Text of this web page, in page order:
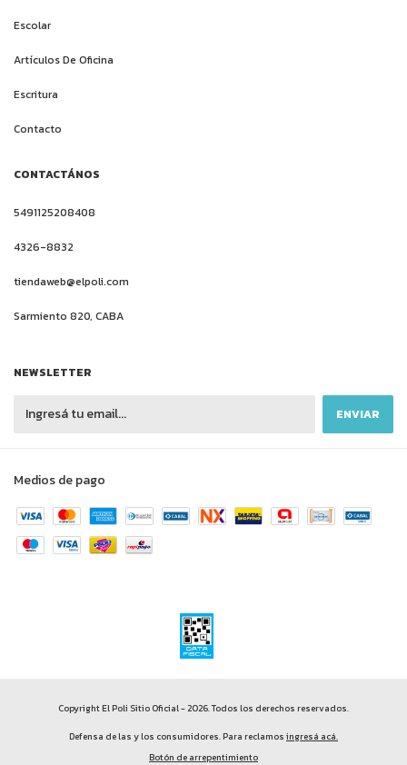
Escolar
Artículos De Oficina
Escritura
Contacto
CONTACTÁNOS
5491125208408
4326-8832
tiendaweb@elpoli.com
Sarmiento 820, CABA
NEWSLETTER
Medios de pago
Copyright El Poli Sitio Oficial - 2026. Todos los derechos reservados.
Defensa de las y los consumidores. Para reclamos ingresá acá.
Botón de arrepentimiento